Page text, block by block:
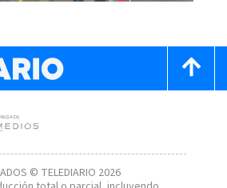
© TELEDIARIO 2026